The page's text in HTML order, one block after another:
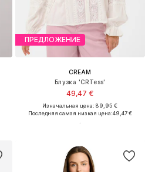
ПРЕДЛОЖЕНИЕ
CREAM
Блузка 'CRTess'
49,47 €
Изначальная цена: 89,95 €
Последняя самая низкая цена:49,47 €